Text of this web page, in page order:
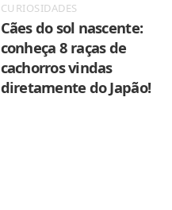
CURIOSIDADES
Cães do sol nascente:
conheça 8 raças de
cachorros vindas
diretamente do Japão!